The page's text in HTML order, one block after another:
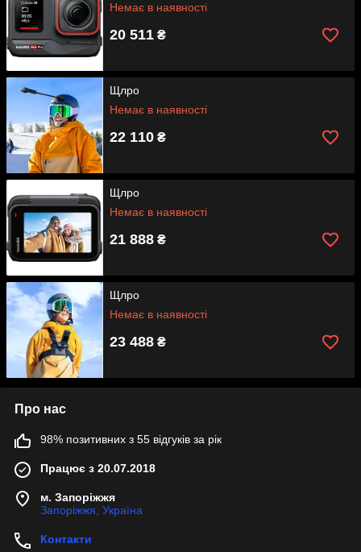
Немає в наявності
20 511 ₴
Щлро
Немає в наявності
22 110 ₴
Щлро
Немає в наявності
21 888 ₴
Щлро
Немає в наявності
23 488 ₴
Про нас
98% позитивних з 55 відгуків за рік
Працює з 20.07.2018
м. Запоріжжя
Запоріжжя, Україна
Контакти